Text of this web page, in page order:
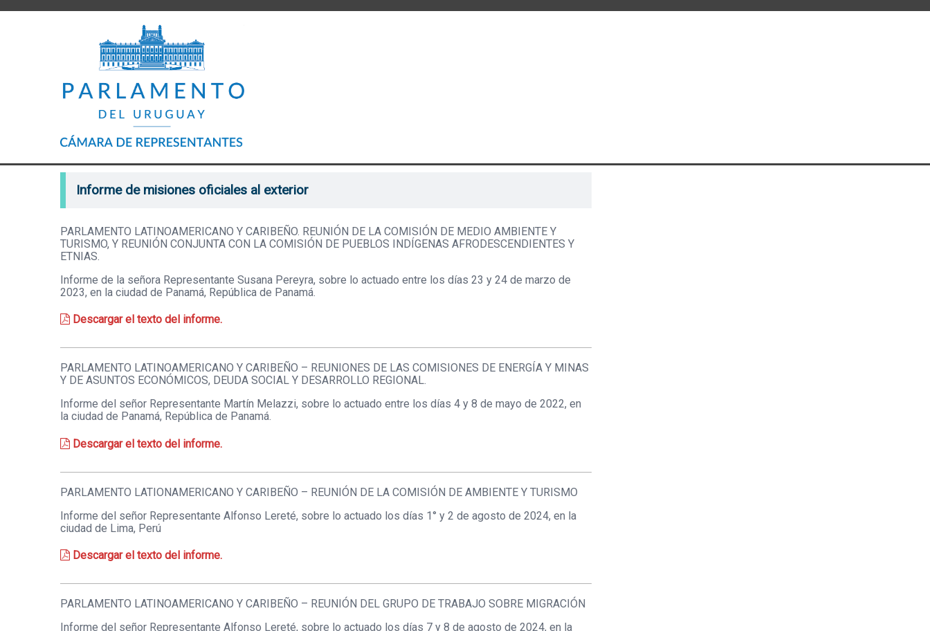
Informe de misiones oficiales al exterior
PARLAMENTO LATINOAMERICANO Y CARIBEÑO. REUNIÓN DE LA COMISIÓN DE MEDIO AMBIENTE Y
TURISMO, Y REUNIÓN CONJUNTA CON LA COMISIÓN DE PUEBLOS INDÍGENAS AFRODESCENDIENTES Y
ETNIAS.
Informe de la señora Representante Susana Pereyra, sobre lo actuado entre los días 23 y 24 de marzo de
2023, en la ciudad de Panamá, República de Panamá.
Descargar el texto del informe.
PARLAMENTO LATINOAMERICANO Y CARIBEÑO – REUNIONES DE LAS COMISIONES DE ENERGÍA Y MINAS
Y DE ASUNTOS ECONÓMICOS, DEUDA SOCIAL Y DESARROLLO REGIONAL.
Informe del señor Representante Martín Melazzi, sobre lo actuado entre los días 4 y 8 de mayo de 2022, en
la ciudad de Panamá, República de Panamá.
Descargar el texto del informe.
PARLAMENTO LATIONAMERICANO Y CARIBEÑO – REUNIÓN DE LA COMISIÓN DE AMBIENTE Y TURISMO
Informe del señor Representante Alfonso Lereté, sobre lo actuado los días 1° y 2 de agosto de 2024, en la
ciudad de Lima, Perú
Descargar el texto del informe.
PARLAMENTO LATINOAMERICANO Y CARIBEÑO – REUNIÓN DEL GRUPO DE TRABAJO SOBRE MIGRACIÓN
Informe del señor Representante Alfonso Lereté, sobre lo actuado los días 7 y 8 de agosto de 2024, en la